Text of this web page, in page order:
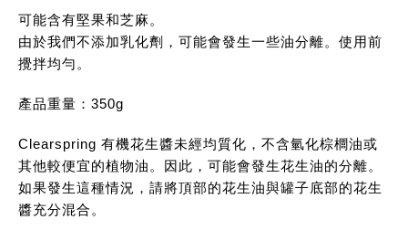
可能含有堅果和芝麻。
由於我們不添加乳化劑，可能會發生一些油分離。使用前
攪拌均勻。
產品重量：350g
Clearspring 有機花生醬未經均質化，不含氫化棕櫚油或
其他較便宜的植物油。因此，可能會發生花生油的分離。
如果發生這種情況，請將頂部的花生油與罐子底部的花生
醬充分混合。